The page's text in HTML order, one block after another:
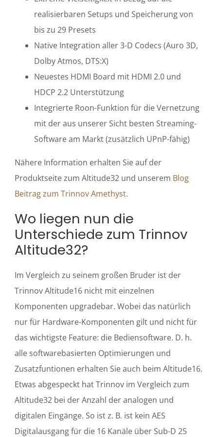
realisierbaren Setups und Speicherung von
bis zu 29 Presets
Native Integration aller 3-D Codecs (Auro 3D,
Dolby Atmos, DTS:X)
Neuestes HDMI Board mit HDMI 2.0 und
HDCP 2.2 Unterstützung
Integrierte Roon-Funktion für die Vernetzung
mit der aus unserer Sicht besten Streaming-
Software am Markt (zusätzlich UPnP-fähig)
Nähere Information erhalten Sie auf der
Produktseite zum Altitude32 und unserem Blog
Beitrag zum Trinnov Amethyst.
Wo liegen nun die
Unterschiede zum Trinnov
Altitude32?
Im Vergleich zu seinem großen Bruder ist der
Trinnov Altitude16 nicht mit einzelnen
Komponenten upgradebar. Wobei das natürlich
nur für Hardware-Komponenten gilt und nicht für
das wichtigste Feature: die Bediensoftware. D. h.
alle softwarebasierten Optimierungen und
Zusatzfuntionen erhalten Sie auch beim Altitude16.
Etwas abgespeckt hat Trinnov im Vergleich zum
Altitude32 bei der Anzahl der analogen und
digitalen Eingänge. So ist z. B. ist kein AES
Digitalausgang für die 16 Kanäle über Sub-D 25